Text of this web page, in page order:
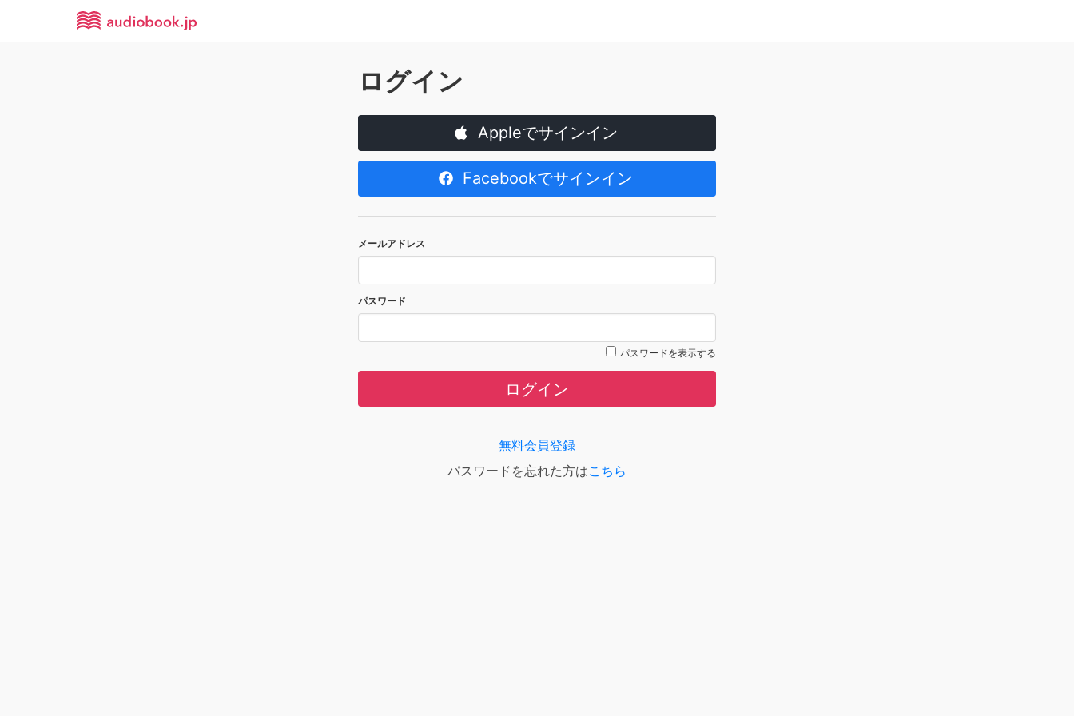
ログイン
Appleでサインイン
Facebookでサインイン
メールアドレス
パスワード
パスワードを表示する
ログイン
無料会員登録
パスワードを忘れた方はこちら